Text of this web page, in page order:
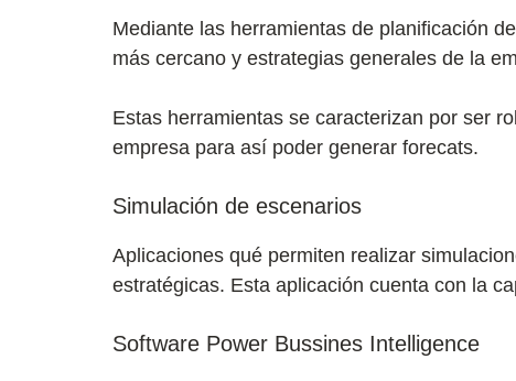
Mediante las herramientas de planificación
más cercano y estrategias generales de la
Estas herramientas se caracterizan por ser
empresa para así poder generar forecats.
Simulación de escenarios
Aplicaciones qué permiten realizar
estratégicas. Esta aplicación cuenta con la
Software Power Bussines Intelligence